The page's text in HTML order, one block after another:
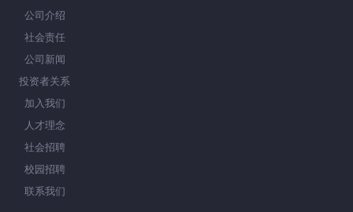
公司介绍
社会责任
公司新闻
投资者关系
加入我们
人才理念
社会招聘
校园招聘
联系我们